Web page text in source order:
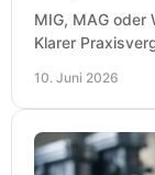
MIG, MAG oder
Klarer
10. Juni 2026